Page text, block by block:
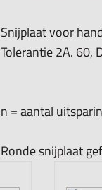
Snijplaat voor
Tolerantie 2A. 60,
n = aantal
Ronde snijplaat